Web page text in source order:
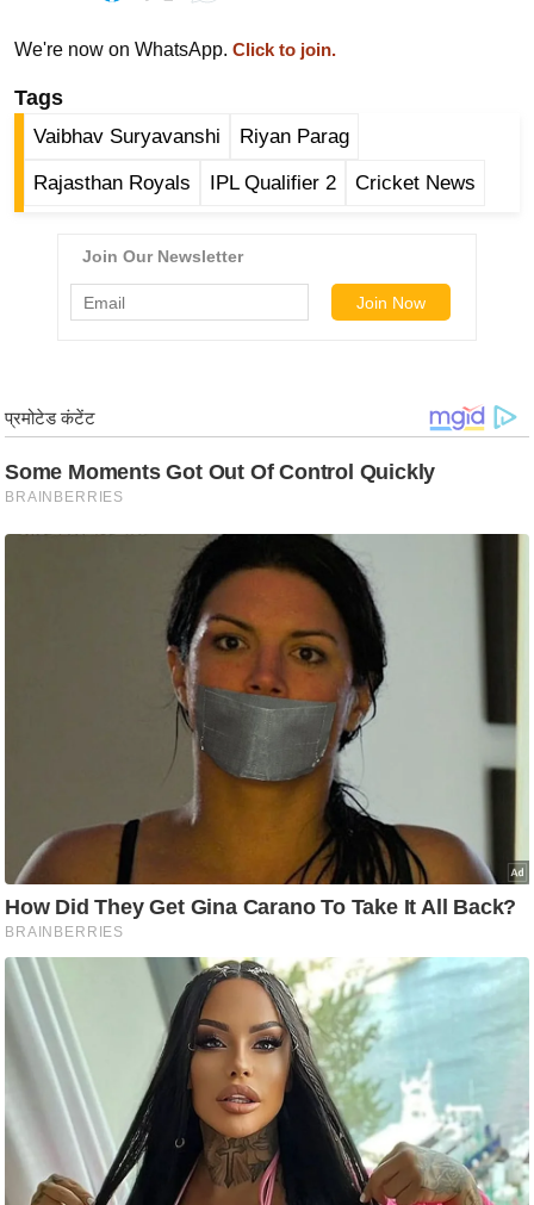
ऑ
टो
व
न्यू
ज
ज
ग
त
फि
ल्म
स
मी
क्षा
B
r
n
We're now on WhatsApp. Click to join.
Tags
Vaibhav Suryavanshi Riyan Parag
Rajasthan Royals IPL Qualifier 2 Cricket News